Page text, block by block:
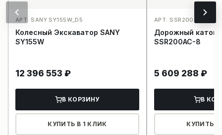
АРТ: SANY SY155W_D5
Колесный Экскаватор SANY
SY155W
12 396 553 ₽
В КОРЗИНУ
КУПИТЬ В 1 КЛИК
АРТ: SSR200AC-
Дорожный каток
SSR200AC-8
5 609 288 ₽
В
КУПИТЬ В